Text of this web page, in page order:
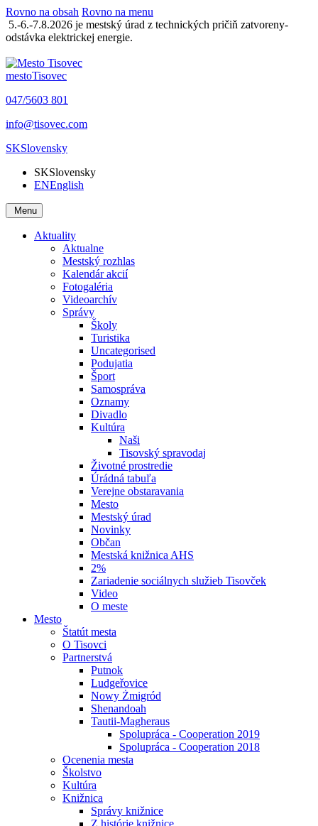
Rovno na obsah Rovno na menu
5.-6.-7.8.2026 je mestský úrad z technických pričiň zatvoreny-
odstávka elektrickej energie.
mestoTisovec
047/5603 801
info@tisovec.com
SKSlovensky
SKSlovensky
ENEnglish
Menu
Aktuality
Aktualne
Mestský rozhlas
Kalendár akcií
Fotogaléria
Videoarchív
Správy
Školy
Turistika
Uncategorised
Podujatia
Šport
Samospráva
Oznamy
Divadlo
Kultúra
Naši
Tisovský spravodaj
Životné prostredie
Úrádná tabuľa
Verejne obstaravania
Mesto
Mestský úrad
Novinky
Občan
Mestská knižnica AHS
2%
Zariadenie sociálnych služieb Tisovček
Video
O meste
Mesto
Štatút mesta
O Tisovci
Partnerstvá
Putnok
Ludgeřovice
Nowy Żmigród
Shenandoah
Tautii-Magheraus
Spolupráca - Cooperation 2019
Spolupráca - Cooperation 2018
Ocenenia mesta
Školstvo
Kultúra
Knižnica
Správy knižnice
Z histórie knižnice